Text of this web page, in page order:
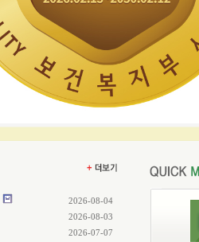
2026-08-04
2026-08-03
2026-07-07